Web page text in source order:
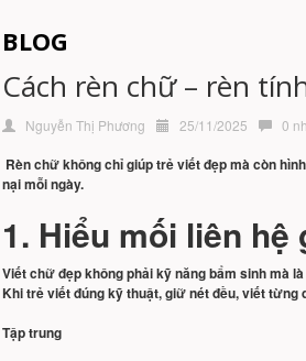
BLOG
Cách rèn chữ – rèn
Nguyễn Thị Phương 25/11/2025 0
Rèn chữ không chỉ giúp trẻ viết đẹp mà còn
nại mỗi ngày.
1. Hiểu mối liên
Viết chữ đẹp không phải kỹ năng bẩm sinh mà
Khi trẻ viết đúng kỹ thuật, giữ nét đều, viết
Tập trung